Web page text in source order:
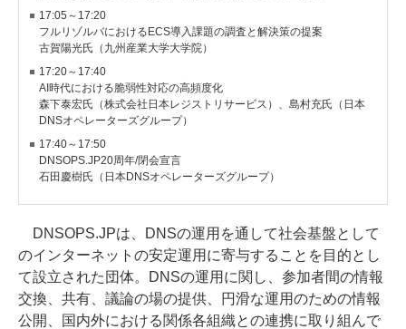
17:05～17:20
フルリゾルバにおけるECS導入課題の調査と解決策の提案
古賀陽光氏（九州産業大学大学院）
17:20～17:40
AI時代における脆弱性対応の高頻度化
森下泰宏氏（株式会社日本レジストリサービス）、島村充氏（日本
DNSオペレーターズグループ）
17:40～17:50
DNSOPS.JP20周年/閉会宣言
石田慶樹氏（日本DNSオペレーターズグループ）
DNSOPS.JPは、DNSの運用を通して社会基盤として
のインターネットの安定運用に寄与することを目的とし
て設立された団体。DNSの運用に関し、参加者間の情報
交換、共有、議論の場の提供、円滑な運用のための情報
公開、国内外における関係各組織との連携に取り組んで